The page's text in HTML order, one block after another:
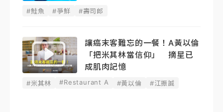
#鮭魚 #爭鮮 #壽司郎
讓癌末客難忘的一餐！A黃以倫
「把米其林當信仰」 摘星已
成肌肉記憶
#米其林 #Restaurant A #黃以倫 #江振誠